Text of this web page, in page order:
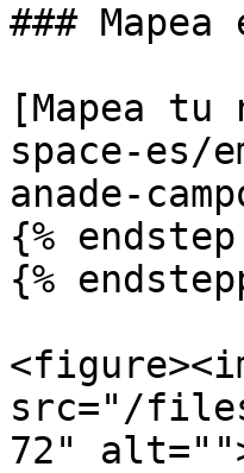
### Mapea
[Mapea
space-es/
anade-
{% endstep
{%
src="/files/
72"